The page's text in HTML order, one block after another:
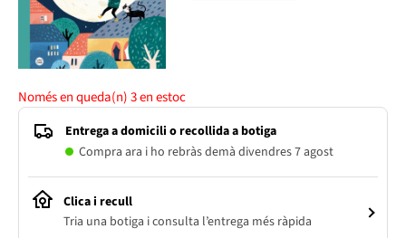
Només en queda(n)3en estoc
Entrega a domicili o recollida a botiga
Compra ara i ho rebràs demà divendres 7 agost
Clica i recull
Tria una botiga i consulta l’entrega més ràpida